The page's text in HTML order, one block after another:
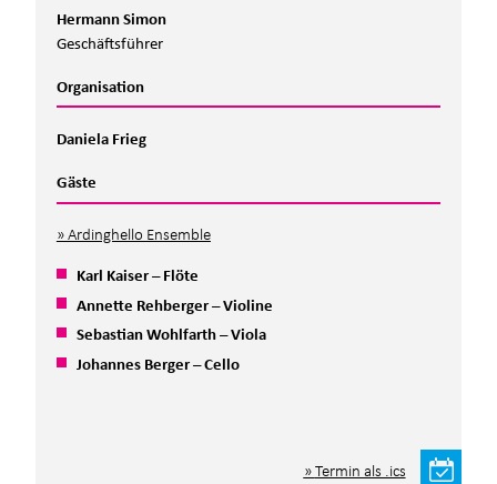
Hermann Simon
Geschäftsführer
Organisation
Daniela Frieg
Gäste
Ardinghello Ensemble
Karl Kaiser – Flöte
Annette Rehberger – Violine
Sebastian Wohlfarth – Viola
Johannes Berger – Cello
Termin als .ics